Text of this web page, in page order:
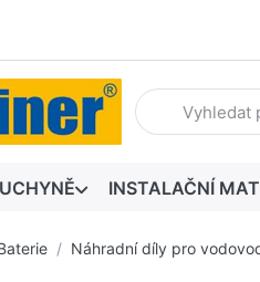
Zadejte
INSTALAČNÍ
Náhradní díly pro